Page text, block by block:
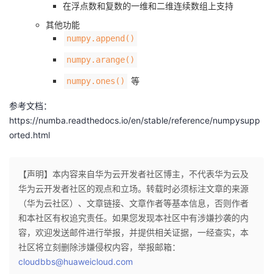
在浮点数和复数的一维和二维连续数组上支持
其他功能
numpy.append()
numpy.arange()
numpy.ones() 等
参考文档：
https://numba.readthedocs.io/en/stable/reference/numpysupp
orted.html
【声明】本内容来自华为云开发者社区博主，不代表华为云及
华为云开发者社区的观点和立场。转载时必须标注文章的来源
（华为云社区）、文章链接、文章作者等基本信息，否则作者
和本社区有权追究责任。如果您发现本社区中有涉嫌抄袭的内
容，欢迎发送邮件进行举报，并提供相关证据，一经查实，本
社区将立刻删除涉嫌侵权内容，举报邮箱：
cloudbbs@huaweicloud.com